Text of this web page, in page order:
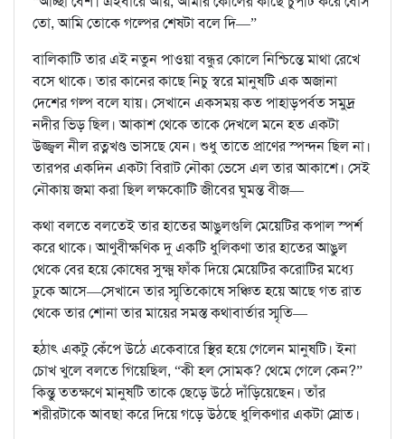
তো, আমি তোকে গল্পের শেষটা বলে দি—”
বালিকাটি তার এই নতুন পাওয়া বন্ধুর কোলে নিশ্চিন্তে মাথা রেখে
বসে থাকে। তার কানের কাছে নিচু স্বরে মানুষটি এক অজানা
দেশের গল্প বলে যায়। সেখানে একসময় কত পাহাড়পর্বত সমুদ্র
নদীর ভিড় ছিল। আকাশ থেকে তাকে দেখলে মনে হত একটা
উজ্জ্বল নীল রত্নখণ্ড ভাসছে যেন। শুধু তাতে প্রাণের স্পন্দন ছিল না।
তারপর একদিন একটা বিরাট নৌকা ভেসে এল তার আকাশে। সেই
নৌকায় জমা করা ছিল লক্ষকোটি জীবের ঘুমন্ত বীজ—
কথা বলতে বলতেই তার হাতের আঙুলগুলি মেয়েটির কপাল স্পর্শ
করে থাকে। আণুবীক্ষণিক দু একটি ধুলিকণা তার হাতের আঙুল
থেকে বের হয়ে কোষের সুক্ষ্ম ফাঁক দিয়ে মেয়েটির করোটির মধ্যে
ঢুকে আসে—সেখানে তার স্মৃতিকোষে সঞ্চিত হয়ে আছে গত রাত
থেকে তার শোনা তার মায়ের সমস্ত কথাবার্তার স্মৃতি—
হঠাৎ একটু কেঁপে উঠে একেবারে স্থির হয়ে গেলেন মানুষটি। ইনা
চোখ খুলে বলতে গিয়েছিল, “কী হল সোমক? থেমে গেলে কেন?”
কিন্তু ততক্ষণে মানুষটি তাকে ছেড়ে উঠে দাঁড়িয়েছেন। তাঁর
শরীরটাকে আবছা করে দিয়ে গড়ে উঠছে ধুলিকণার একটা স্রোত।